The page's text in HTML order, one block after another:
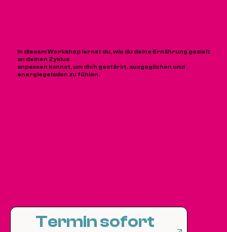
In diesem Workshop lernst du, wie du deine Ernährung gezielt
an deinen Zyklus
anpassen kannst, um dich gestärkt, ausgeglichen und
energiegeladen zu fühlen.
Termin sofort